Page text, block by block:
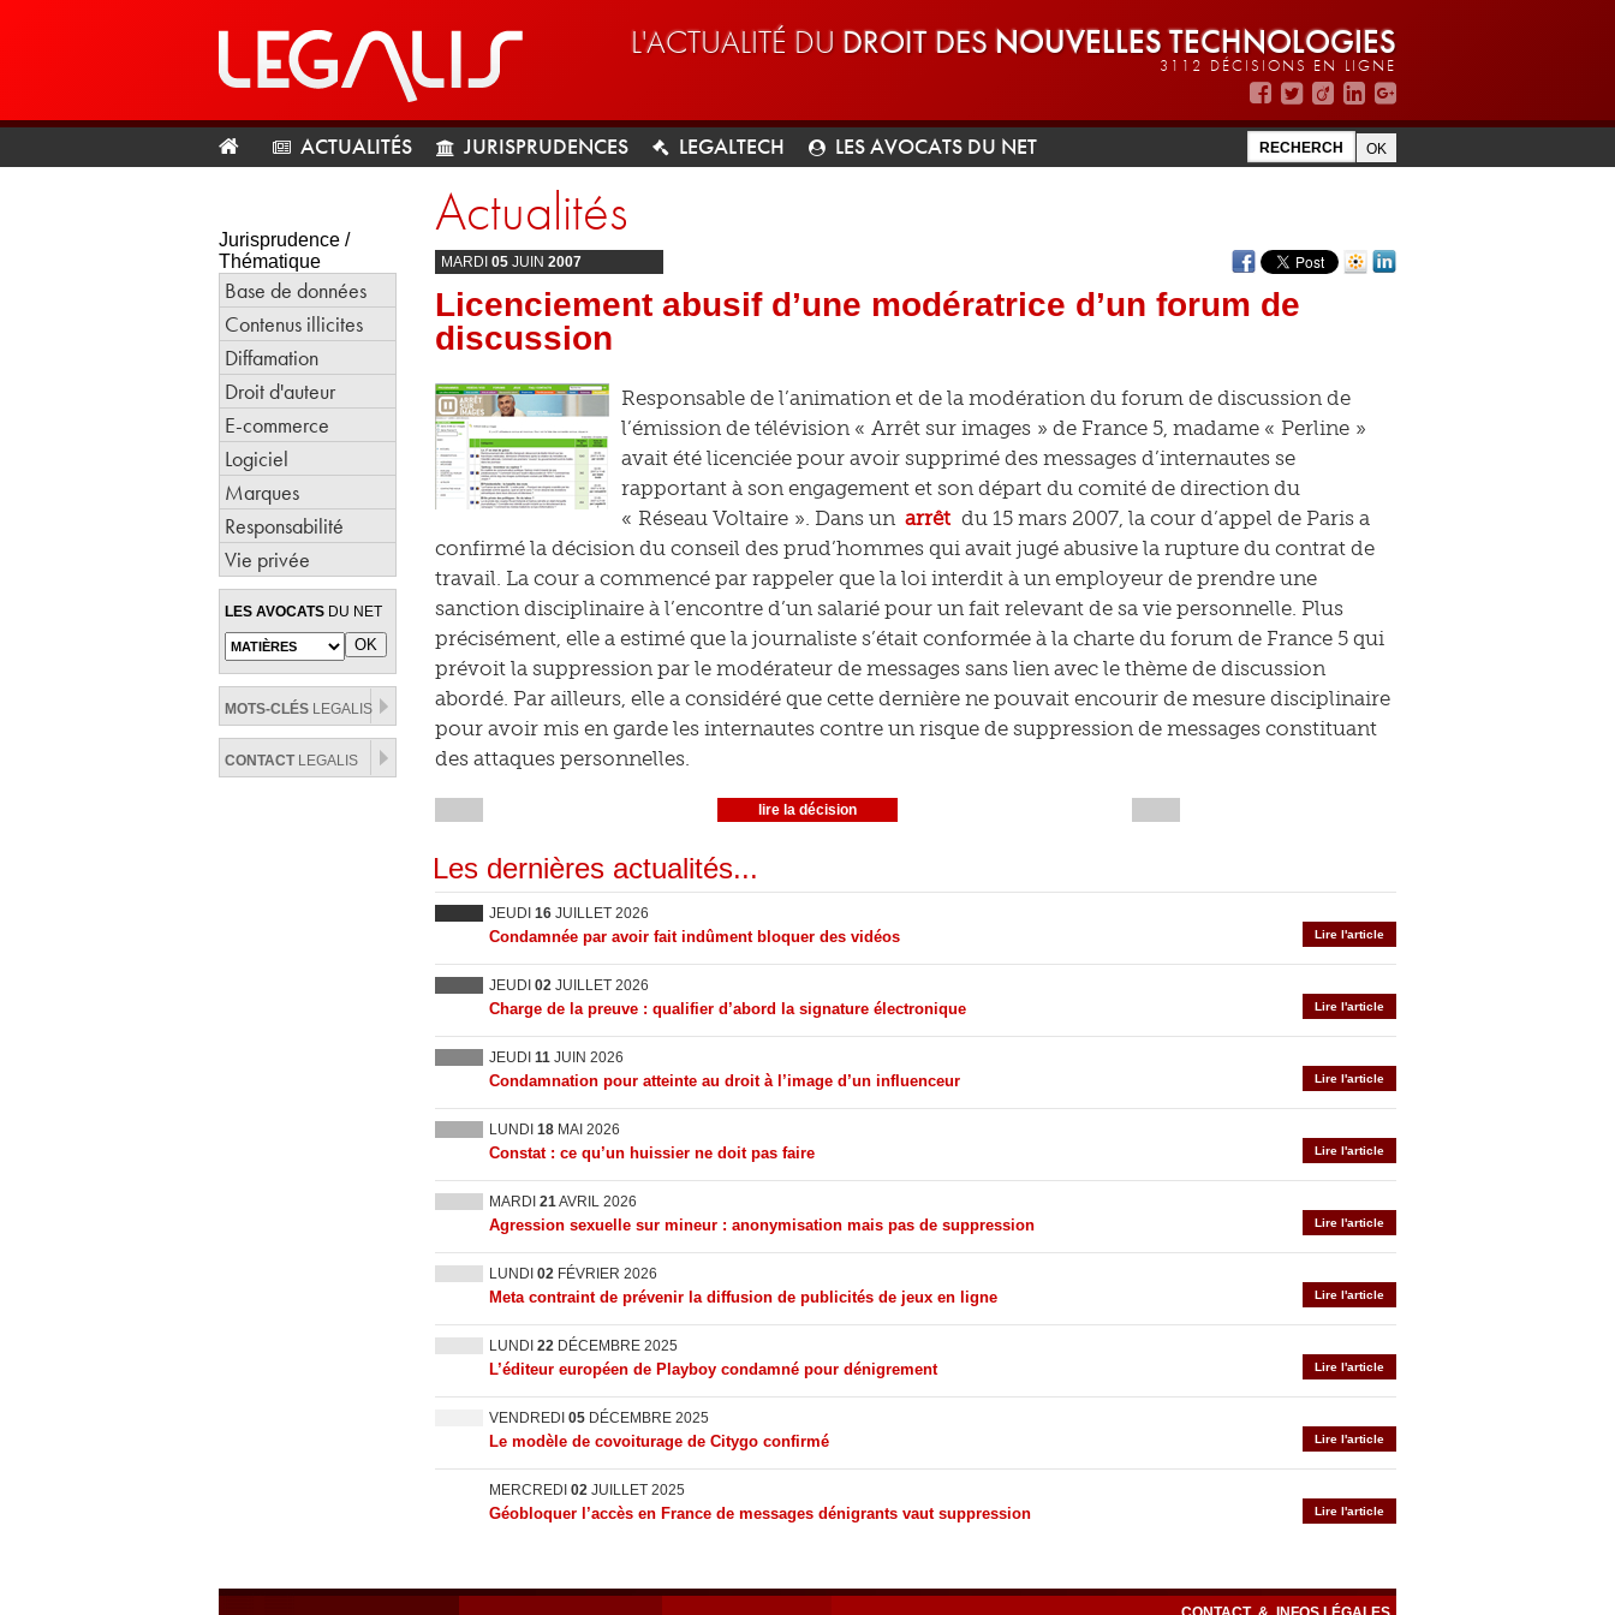
L'ACTUALITÉ DU DROIT DES NOUVELLES TECHNOLOGIES
3112 DÉCISIONS EN LIGNE
ACTUALITÉS JURISPRUDENCES LEGALTECH LES AVOCATS DU NET
Jurisprudence /
Thématique
Base de données
Contenus illicites
Diffamation
Droit d'auteur
E-commerce
Logiciel
Marques
Responsabilité
Vie privée
LES AVOCATS DU NET
MOTS-CLÉS LEGALIS
CONTACTLEGALIS
Actualités
MARDI 05 JUIN 2007
Licenciement abusif d’une modératrice d’un forum de
discussion
Responsable de l’animation et de la modération du forum de discussion de
l’émission de télévision « Arrêt sur images » de France 5, madame « Perline »
avait été licenciée pour avoir supprimé des messages d’internautes se
rapportant à son engagement et son départ du comité de direction du
« Réseau Voltaire ». Dans un arrêt du 15 mars 2007, la cour d’appel de Paris a
confirmé la décision du conseil des prud’hommes qui avait jugé abusive la rupture du contrat de
travail. La cour a commencé par rappeler que la loi interdit à un employeur de prendre une
sanction disciplinaire à l’encontre d’un salarié pour un fait relevant de sa vie personnelle. Plus
précisément, elle a estimé que la journaliste s’était conformée à la charte du forum de France 5 qui
prévoit la suppression par le modérateur de messages sans lien avec le thème de discussion
abordé. Par ailleurs, elle a considéré que cette dernière ne pouvait encourir de mesure disciplinaire
pour avoir mis en garde les internautes contre un risque de suppression de messages constituant
des attaques personnelles.
lire la décision
Les dernières actualités...
JEUDI 16 JUILLET 2026
Lire l'article
Condamnée par avoir fait indûment bloquer des vidéos
JEUDI 02 JUILLET 2026
Lire l'article
Charge de la preuve : qualifier d’abord la signature électronique
JEUDI 11 JUIN 2026
Lire l'article
Condamnation pour atteinte au droit à l’image d’un influenceur
LUNDI 18 MAI 2026
Lire l'article
Constat : ce qu’un huissier ne doit pas faire
MARDI 21AVRIL 2026
Lire l'article
Agression sexuelle sur mineur : anonymisation mais pas de suppression
LUNDI 02 FÉVRIER 2026
Lire l'article
Meta contraint de prévenir la diffusion de publicités de jeux en ligne
LUNDI 22 DÉCEMBRE 2025
Lire l'article
L’éditeur européen de Playboy condamné pour dénigrement
VENDREDI 05 DÉCEMBRE 2025
Lire l'article
Le modèle de covoiturage de Citygo confirmé
MERCREDI 02 JUILLET 2025
Lire l'article
Géobloquer l’accès en France de messages dénigrants vaut suppression